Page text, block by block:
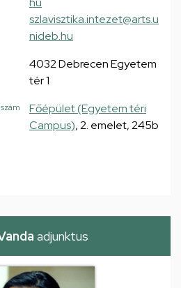
szlavisztika.intezet@arts.u
nideb.hu
4032 Debrecen Egyetem
tér 1
Főépület (Egyetem téri
Campus), 2. emelet, 245b
adjunktus